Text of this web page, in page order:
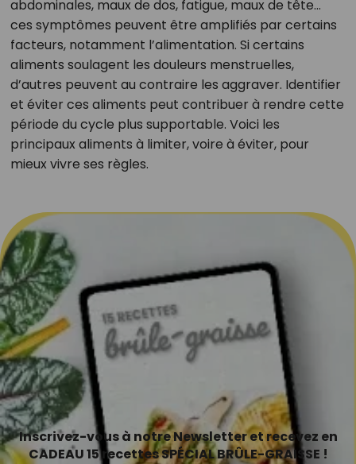
abdominales, maux de dos, fatigue, maux de tête…
ces symptômes peuvent être amplifiés par certains
facteurs, notamment l’alimentation. Si certains
aliments soulagent les douleurs menstruelles,
d’autres peuvent au contraire les aggraver. Identifier
et éviter ces aliments peut contribuer à rendre cette
période du cycle plus supportable. Voici les
principaux aliments à limiter, voire à éviter, pour
mieux vivre ses règles.
Inscrivez-vous à notre Newsletter et recevez en
CADEAU 15 recettes SPÉCIAL BRÛLE-GRAISSE !